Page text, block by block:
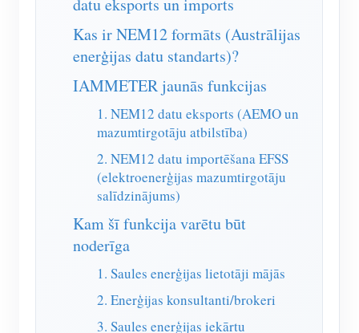
IAMMETER simulators
Virtuālais skaitītājs
Lietojumprogrammas
Saules PV sistēmas enerģijas monitors
Elektrības patēriņa monitors
PV sildītāja vadības sistēma
Mājas automatizācija
Resursi
Produkta īsais ievads
Dokuments
Apmācības video
FAQ
Izstrādātājs
Izpētīt
Atlīdzības programma
Sazināties
datu eksports un imports
Kas ir NEM12 formāts (Austrālijas
enerģijas datu standarts)?
IAMMETER jaunās funkcijas
1. NEM12 datu eksports (AEMO un
mazumtirgotāju atbilstība)
2. NEM12 datu importēšana EFSS
(elektroenerģijas mazumtirgotāju
salīdzinājums)
Kam šī funkcija varētu būt
noderīga
1. Saules enerģijas lietotāji mājās
2. Enerģijas konsultanti/brokeri
3. Saules enerģijas iekārtu